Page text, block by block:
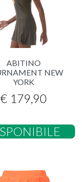
ABITINO
NEW
YORK
€ 179,90